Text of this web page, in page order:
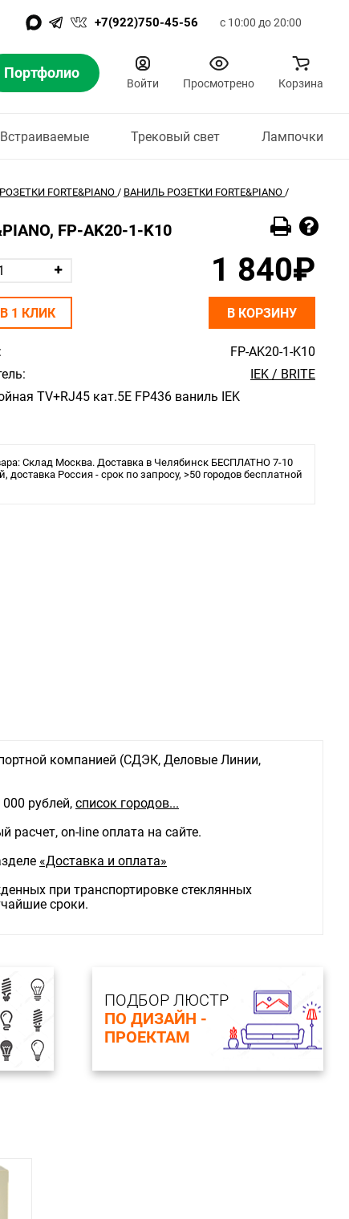
+7(922)750-45-56 с 10:00 до 20:00
Портфолио
Войти Просмотрено Корзина
Встраиваемые Трековый свет Лампочки
РОЗЕТКИ FORTE&PIANO / ВАНИЛЬ РОЗЕТКИ FORTE&PIANO /
FP-AK20-1-K10
FP-AK20-1-K10
IEK / BRITE
TV+RJ45 кат.5E FP436 ваниль IEK
Склад Москва. Доставка в Челябинск БЕСПЛАТНО 7-10
доставка Россия - срок по запросу, >50 городов бесплатной
1 840₽
1 КЛИК В КОРЗИНУ
компанией (СДЭК, Деловые Линии,
рублей, список городов...
расчет, on-line оплата на сайте.
«Доставка и оплата»
при транспортировке стеклянных
сроки.
ПОДБОР ЛЮСТР
ПО ДИЗАЙН -
ПРОЕКТАМ